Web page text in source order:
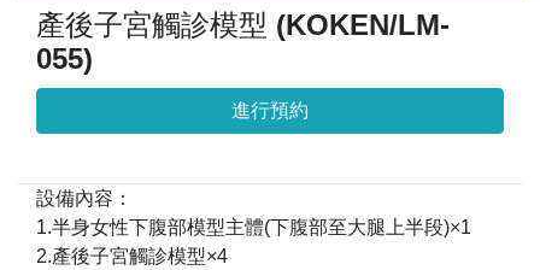
產後子宮觸診模型 (KOKEN/LM-
055)
進行預約
設備內容：
1.半身女性下腹部模型主體(下腹部至大腿上半段)×1
2.產後子宮觸診模型×4